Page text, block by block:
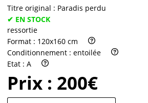
Titre original : Paradis perdu
✔ EN STOCK
ressortie
Format : 120x160 cm
Conditionnement : entoilée
Etat : A
Prix : 200€